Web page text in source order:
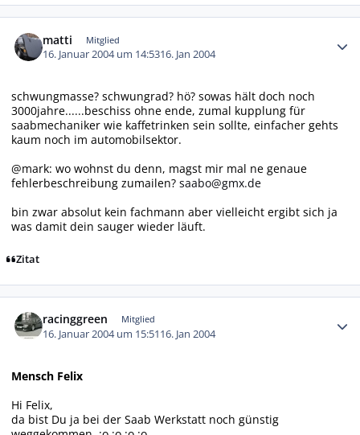
matti Mitglied
16. Januar 2004 um 14:5316. Jan 2004
schwungmasse? schwungrad? hö? sowas hält doch noch
3000jahre......beschiss ohne ende, zumal kupplung für
saabmechaniker wie kaffetrinken sein sollte, einfacher gehts
kaum noch im automobilsektor.
@mark: wo wohnst du denn, magst mir mal ne genaue
fehlerbeschreibung zumailen? saabo@gmx.de
bin zwar absolut kein fachmann aber vielleicht ergibt sich ja
was damit dein sauger wieder läuft.
Zitat
racinggreen Mitglied
16. Januar 2004 um 15:5116. Jan 2004
Mensch Felix
Hi Felix,
da bist Du ja bei der Saab Werkstatt noch günstig